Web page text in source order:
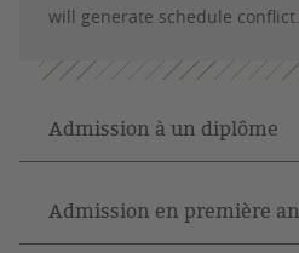
will generate schedule conflict.
Admission à un diplôme
Admission en première